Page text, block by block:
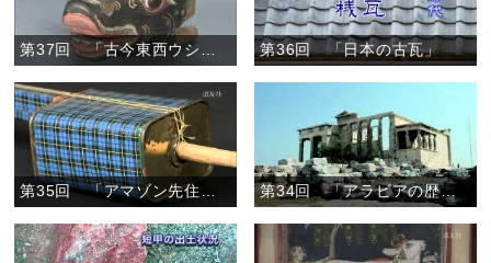
第37回 「古今東西ウシづくし」 第36回 「日本の古瓦」
第34回 「アラビアの歴史遺産と文化」